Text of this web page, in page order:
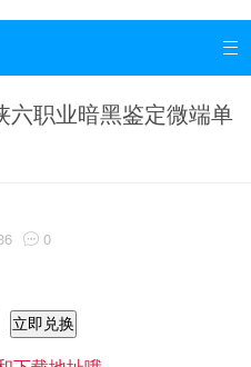

六职业暗黑鉴定微端单
 0
立即兑换